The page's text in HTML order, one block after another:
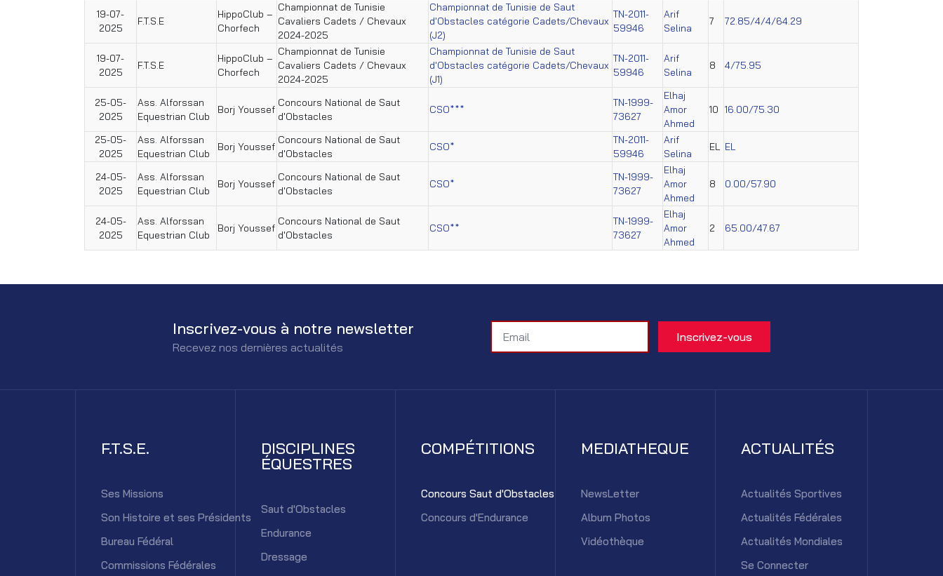
19-07-
2025
F.T.S.E
HippoClub –
Chorfech
Championnat de Tunisie
Cavaliers Cadets / Chevaux
2024-2025
Championnat de Tunisie de Saut
d'Obstacles catégorie Cadets/Chevaux
(J2)
TN-2011-
59946
Arif
Selina
7 72.85/4/4/64.29
19-07-
2025
F.T.S.E
HippoClub –
Chorfech
Championnat de Tunisie
Cavaliers Cadets / Chevaux
2024-2025
Championnat de Tunisie de Saut
d'Obstacles catégorie Cadets/Chevaux
(J1)
TN-2011-
59946
Arif
Selina
8 4/75.95
25-05-
2025
Ass. Alforssan
Equestrian Club
Borj Youssef
Concours National de Saut
d'Obstacles
CSO***
TN-1999-
73627
Elhaj
Amor
Ahmed
10 16.00/75.30
25-05-
2025
Ass. Alforssan
Equestrian Club
Borj Youssef
Concours National de Saut
d'Obstacles
CSO*
TN-2011-
59946
Arif
Selina
EL EL
24-05-
2025
Ass. Alforssan
Equestrian Club
Borj Youssef
Concours National de Saut
d'Obstacles
CSO*
TN-1999-
73627
Elhaj
Amor
Ahmed
8 0.00/57.90
24-05-
2025
Ass. Alforssan
Equestrian Club
Borj Youssef
Concours National de Saut
d'Obstacles
CSO**
TN-1999-
73627
Elhaj
Amor
Ahmed
2 65.00/47.67
Inscrivez-vous à notre newsletter
Recevez nos dernières actualités
F.T.S.E.
Ses Missions
Son Histoire et ses Présidents
Bureau Fédéral
Commissions Fédérales
DISCIPLINES
ÉQUESTRES
Saut d'Obstacles
Endurance
Dressage
COMPÉTITIONS
Concours Saut d'Obstacles
Concours d'Endurance
MEDIATHEQUE
NewsLetter
Album Photos
Vidéothèque
ACTUALITÉS
Actualités Sportives
Actualités Fédérales
Actualités Mondiales
Se Connecter